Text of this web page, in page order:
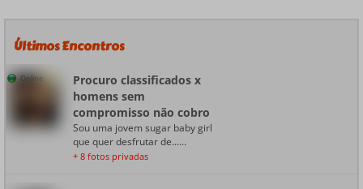
Últimos Encontros
Online
Procuro classificados x
homens sem
compromisso não cobro
Sou uma jovem sugar baby girl
que quer desfrutar de......
+ 8 fotos privadas